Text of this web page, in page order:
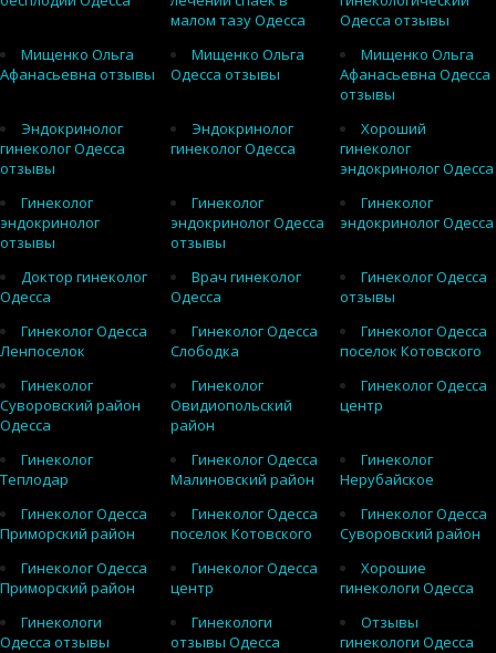
малом тазу Одесса
Одесса отзывы
Мищенко Ольга
Афанасьевна отзывы
Мищенко Ольга
Одесса отзывы
Мищенко Ольга
Афанасьевна Одесса
отзывы
Эндокринолог
гинеколог Одесса
отзывы
Эндокринолог
гинеколог Одесса
Хороший
гинеколог
эндокринолог Одесса
Гинеколог
эндокринолог
отзывы
Гинеколог
эндокринолог Одесса
отзывы
Гинеколог
эндокринолог Одесса
Доктор гинеколог
Одесса
Врач гинеколог
Одесса
Гинеколог Одесса
отзывы
Гинеколог Одесса
Ленпоселок
Гинеколог Одесса
Слободка
Гинеколог Одесса
поселок Котовского
Гинеколог
Суворовский район
Одесса
Гинеколог
Овидиопольский
район
Гинеколог Одесса
центр
Гинеколог
Теплодар
Гинеколог Одесса
Малиновский район
Гинеколог
Нерубайское
Гинеколог Одесса
Приморский район
Гинеколог Одесса
поселок Котовского
Гинеколог Одесса
Суворовский район
Гинеколог Одесса
Приморский район
Гинеколог Одесса
центр
Хорошие
гинекологи Одесса
Гинекологи
Одесса отзывы
Гинекологи
отзывы Одесса
Отзывы
гинекологи Одесса